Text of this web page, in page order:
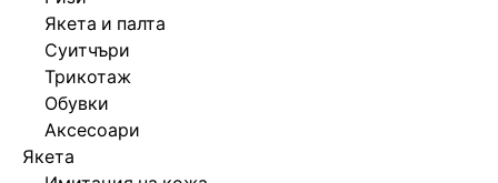
Якета и палта
Суитчъри
Трикотаж
Обувки
Аксесоари
Якета